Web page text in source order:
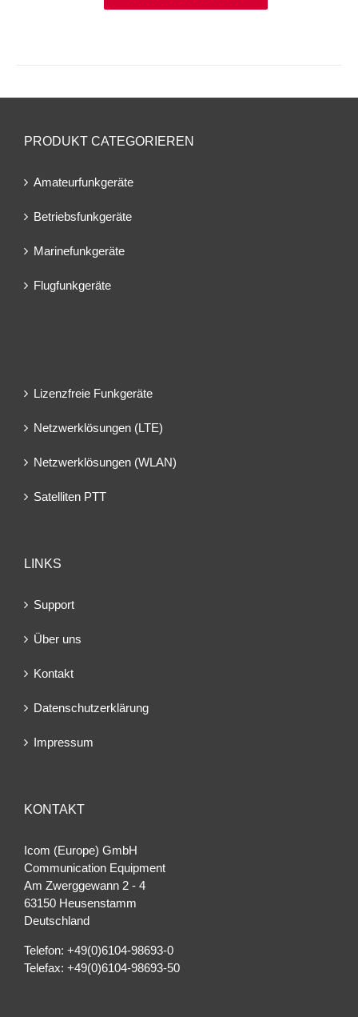
PRODUKT CATEGORIEREN
Amateurfunkgeräte
Betriebsfunkgeräte
Marinefunkgeräte
Flugfunkgeräte
Lizenzfreie Funkgeräte
Netzwerklösungen (LTE)
Netzwerklösungen (WLAN)
Satelliten PTT
LINKS
Support
Über uns
Kontakt
Datenschutzerklärung
Impressum
KONTAKT
Icom (Europe) GmbH
Communication Equipment
Am Zwerggewann 2 ‐ 4
63150 Heusenstamm
Deutschland
Telefon: +49(0)6104-98693-0
Telefax: +49(0)6104-98693-50